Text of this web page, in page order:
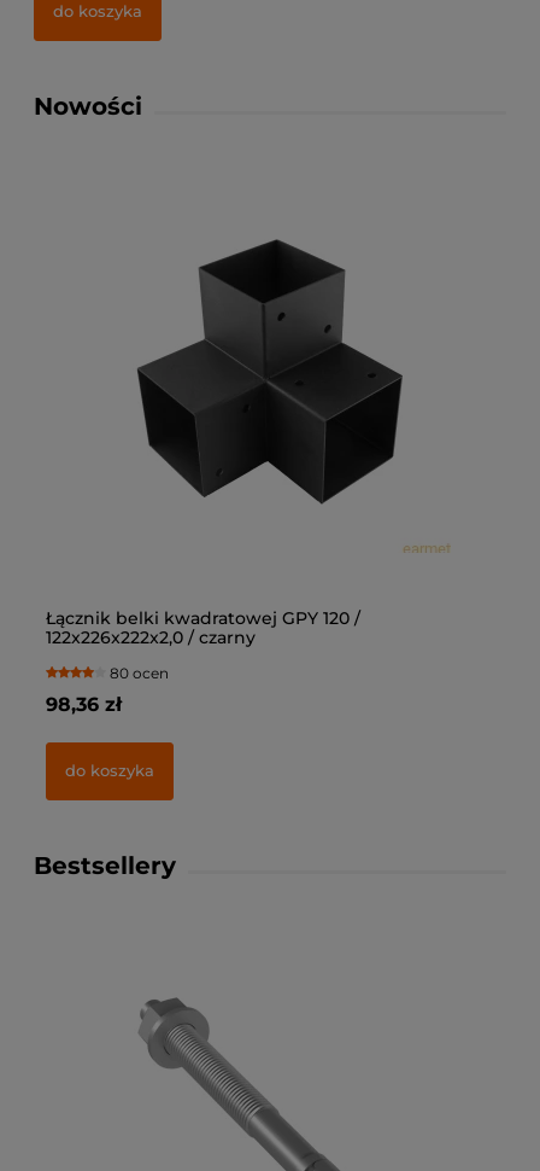
do koszyka
Nowości
Łącznik belki kwadratowej GPY 120 /
122x226x222x2,0 / czarny
80 ocen
98,36 zł
do koszyka
Bestsellery